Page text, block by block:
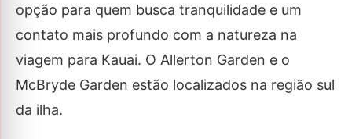
opção para quem busca tranquilidade e um
contato mais profundo com a natureza na
viagem para Kauai. O Allerton Garden e o
McBryde Garden estão localizados na região sul
da ilha.